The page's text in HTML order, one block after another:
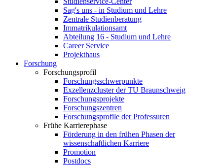
Sag's uns - in Studium und Lehre
Zentrale Studienberatung
Immatrikulationsamt
Abteilung 16 - Studium und Lehre
Career Service
Projekthaus
Forschung
Forschungsprofil
Forschungsschwerpunkte
Exzellenzcluster der TU Braunschweig
Forschungsprojekte
Forschungszentren
Forschungsprofile der Professuren
Frühe Karrierephase
Förderung in den frühen Phasen der
wissenschaftlichen Karriere
Promotion
Postdocs